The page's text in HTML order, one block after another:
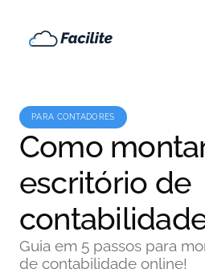
PARA CONTADORES
Como
escritório de
Guia em 5 passos para
de contabilidade online!